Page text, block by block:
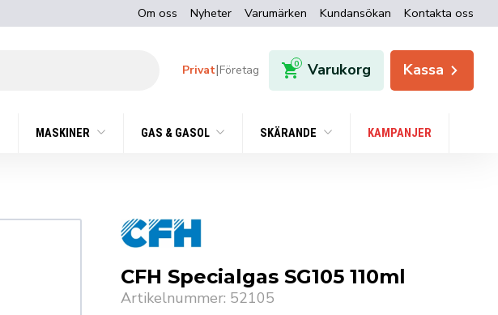
Om oss Nyheter Varumärken Kundansökan Kontakta oss
Privat|Företag 0 Varukorg Kassa
MASKINER GAS & GASOL SKÄRANDE KAMPANJER
CFH Specialgas SG105 110ml
Artikelnummer: 52105